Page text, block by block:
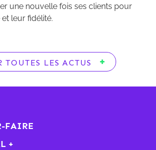
une nouvelle fois ses clients pour
leur fidélité.
TOUTES LES ACTUS
FAIRE
+